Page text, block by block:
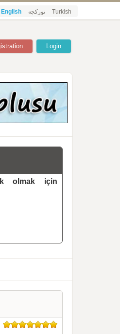
English تورکجه Turkish
Login
olmak için